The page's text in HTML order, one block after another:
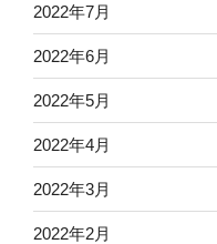
2022年7月
2022年6月
2022年5月
2022年4月
2022年3月
2022年2月